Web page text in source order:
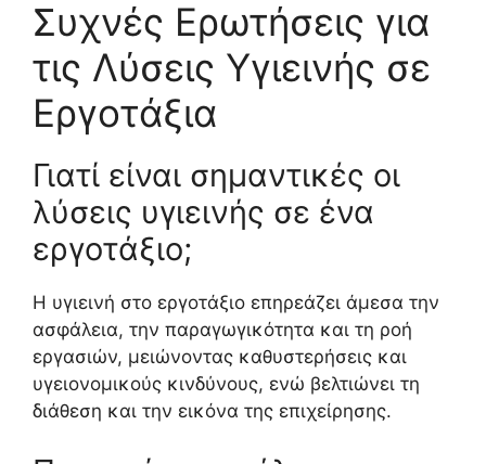
Συχνές Ερωτήσεις για
τις Λύσεις Υγιεινής σε
Εργοτάξια
Γιατί είναι σημαντικές οι
λύσεις υγιεινής σε ένα
εργοτάξιο;
Η υγιεινή στο εργοτάξιο επηρεάζει άμεσα την
ασφάλεια, την παραγωγικότητα και τη ροή
εργασιών, μειώνοντας καθυστερήσεις και
υγειονομικούς κινδύνους, ενώ βελτιώνει τη
διάθεση και την εικόνα της επιχείρησης.